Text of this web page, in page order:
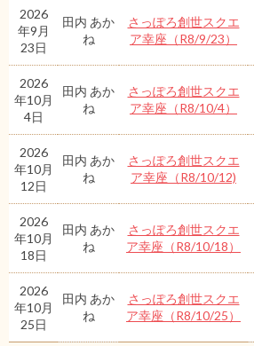
2026
年9月
23日
田内 あか
ね
さっぽろ創世スクエ
ア幸座（R8/9/23）
2026
年10月
4日
田内 あか
ね
さっぽろ創世スクエ
ア幸座（R8/10/4）
2026
年10月
12日
田内 あか
ね
さっぽろ創世スクエ
ア幸座（R8/10/12)
2026
年10月
18日
田内 あか
ね
さっぽろ創世スクエ
ア幸座（R8/10/18）
2026
年10月
25日
田内 あか
ね
さっぽろ創世スクエ
ア幸座（R8/10/25）